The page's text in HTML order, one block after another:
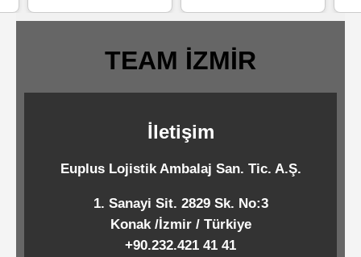
Mendiller
Pipetler
Ürünleri
Temizlik
Kimyasalları
TEAM İZMİR
İletişim
Euplus Lojistik Ambalaj San. Tic. A.Ş.
1. Sanayi Sit. 2829 Sk. No:3
Konak /İzmir / Türkiye
+90.232.421 41 41